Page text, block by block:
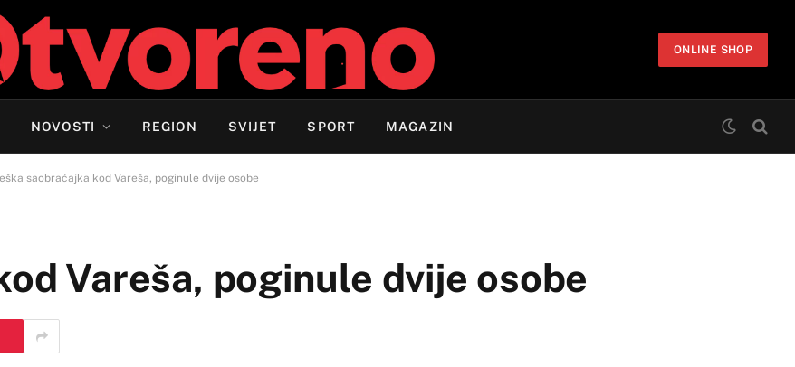
ONLINE SHOP
NOVOSTI REGION SVIJET SPORT MAGAZIN
saobraćajka kod Vareša, poginule dvije osobe
Vareša, poginule dvije osobe